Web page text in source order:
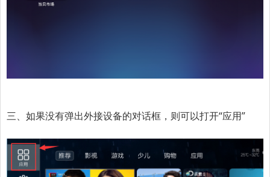
三、如果没有弹出外接设备的对话框，则可以打开“应用”